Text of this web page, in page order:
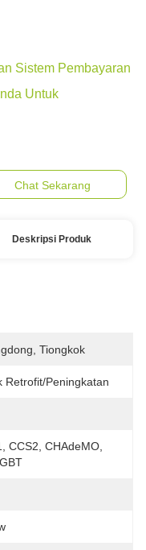
Sistem Pembayaran
Untuk
Chat Sekarang
Deskripsi Produk
Tiongkok
Retrofit/peningkatan
CCS2, CHAdeMO,